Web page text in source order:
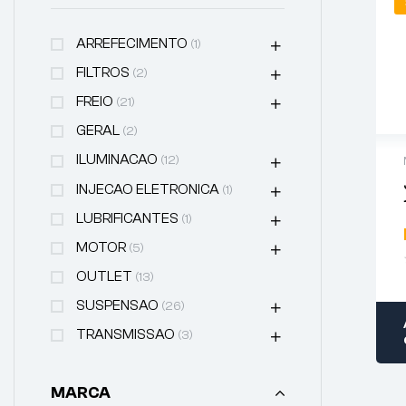
ARREFECIMENTO (1)
FILTROS (2)
FREIO (21)
GERAL (2)
ILUMINACAO (12)
INJECAO ELETRONICA (1)
LUBRIFICANTES (1)
MOTOR (5)
OUTLET (13)
SUSPENSAO (26)
TRANSMISSAO (3)
MARCA